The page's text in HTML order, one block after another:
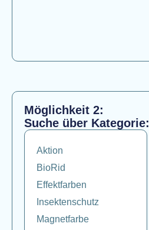
Möglichkeit 2:
Suche über Kategorie:
Aktion
BioRid
Effektfarben
Insektenschutz
Magnetfarbe